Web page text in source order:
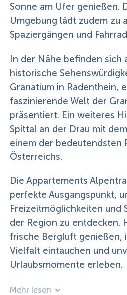
Sonne am Ufer genießen.
Umgebung lädt zudem zu
Spaziergängen und
In der Nähe befinden sich
historische
Granatium in Radenthein,
faszinierende Welt der
präsentiert. Ein weiteres
Spittal an der Drau mit
einem der bedeutendsten
Österreichs.
Die Appartements
perfekte Ausgangspunkt,
Freizeitmöglichkeiten und
der Region zu entdecken.
frische Bergluft genießen,
Vielfalt eintauchen und
Urlaubsmomente erleben.
Mehr lesen